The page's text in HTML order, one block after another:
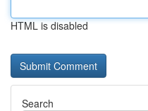
HTML is disabled
Search